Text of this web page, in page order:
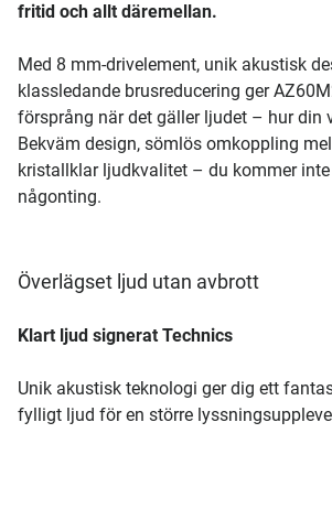
fritid och allt däremellan.
Med 8 mm-drivelement, unik akustisk
klassledande brusreducering ger
försprång när det gäller ljudet – hur din
Bekväm design, sömlös omkoppling
kristallklar ljudkvalitet – du kommer
någonting.
Överlägset ljud utan avbrott
Klart ljud signerat Technics
Unik akustisk teknologi ger dig ett
fylligt ljud för en större